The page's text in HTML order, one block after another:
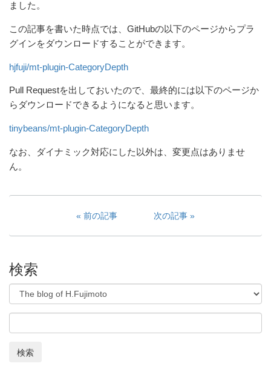
ました。
この記事を書いた時点では、GitHubの以下のページからプラ
グインをダウンロードすることができます。
hjfuji/mt-plugin-CategoryDepth
Pull Requestを出しておいたので、最終的には以下のページか
らダウンロードできるようになると思います。
tinybeans/mt-plugin-CategoryDepth
なお、ダイナミック対応にした以外は、変更点はありませ
ん。
前の記事 次の記事
検索
検索